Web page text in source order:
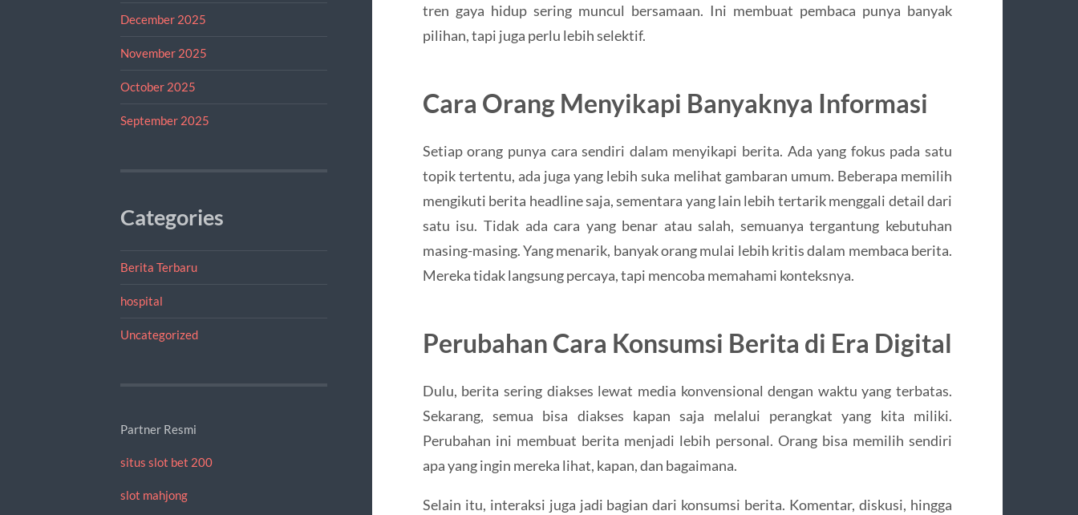
December 2025
November 2025
October 2025
September 2025
Categories
Berita Terbaru
hospital
Uncategorized
Partner Resmi
situs slot bet 200
slot mahjong
tren gaya hidup sering muncul bersamaan. Ini membuat pembaca punya banyak
pilihan, tapi juga perlu lebih selektif.
Cara Orang Menyikapi Banyaknya Informasi
Setiap orang punya cara sendiri dalam menyikapi berita. Ada yang fokus pada satu
topik tertentu, ada juga yang lebih suka melihat gambaran umum. Beberapa memilih
mengikuti berita headline saja, sementara yang lain lebih tertarik menggali detail dari
satu isu. Tidak ada cara yang benar atau salah, semuanya tergantung kebutuhan
masing-masing. Yang menarik, banyak orang mulai lebih kritis dalam membaca berita.
Mereka tidak langsung percaya, tapi mencoba memahami konteksnya.
Perubahan Cara Konsumsi Berita di Era Digital
Dulu, berita sering diakses lewat media konvensional dengan waktu yang terbatas.
Sekarang, semua bisa diakses kapan saja melalui perangkat yang kita miliki.
Perubahan ini membuat berita menjadi lebih personal. Orang bisa memilih sendiri
apa yang ingin mereka lihat, kapan, dan bagaimana.
Selain itu, interaksi juga jadi bagian dari konsumsi berita. Komentar, diskusi, hingga